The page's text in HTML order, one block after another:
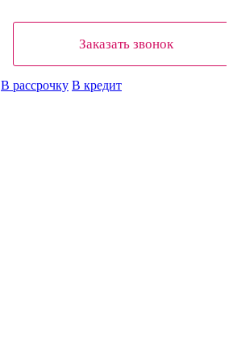
Заказать звонок
В рассрочку В кредит